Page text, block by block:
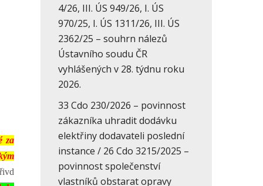
za
4/26, III. ÚS 949/26, I. ÚS
970/25, I. ÚS 1311/26, III. ÚS
2362/25 – souhrn nálezů
Ústavního soudu ČR
vyhlášených v 28. týdnu roku
2026.
33 Cdo 230/2026 – povinnost
zákazníka uhradit dodávku
elektřiny dodavateli poslední
instance / 26 Cdo 3215/2025 –
povinnost společenství
vlastníků obstarat opravy